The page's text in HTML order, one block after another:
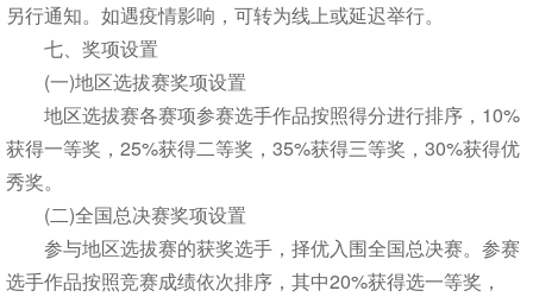
另行通知。如遇疫情影响，可转为线上或延迟举行。
七、奖项设置
(一)地区选拔赛奖项设置
地区选拔赛各赛项参赛选手作品按照得分进行排序，10%
获得一等奖，25%获得二等奖，35%获得三等奖，30%获得优
秀奖。
(二)全国总决赛奖项设置
参与地区选拔赛的获奖选手，择优入围全国总决赛。参赛
选手作品按照竞赛成绩依次排序，其中20%获得选一等奖，